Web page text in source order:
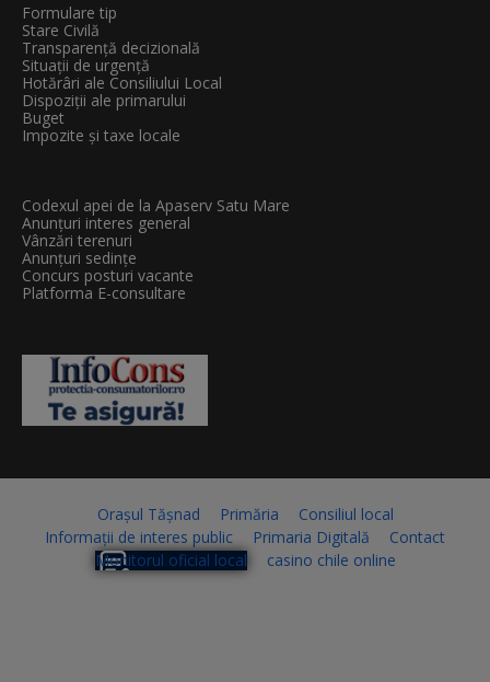
Formulare tip
Stare Civilă
Transparenţă decizională
Situații de urgență
Hotărâri ale Consiliului Local
Dispoziții ale primarului
Buget
Impozite și taxe locale
Codexul apei de la Apaserv Satu Mare
Anunțuri interes general
Vânzări terenuri
Anunțuri sedințe
Concurs posturi vacante
Platforma E-consultare
Orașul Tășnad Primăria
Consiliul local
Informații de interes public
Primaria Digitală
Contact
Monitorul oficial local
casino chile online